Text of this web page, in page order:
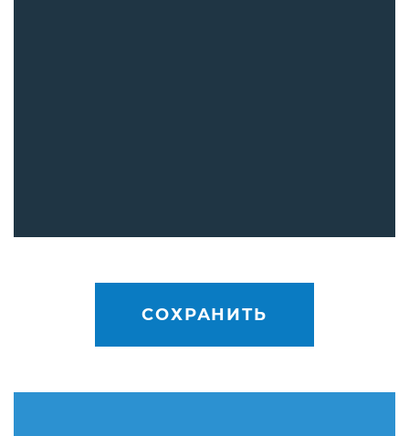
СОХРАНИТЬ